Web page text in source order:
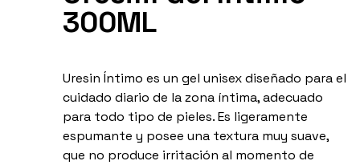
300ML
Uresin Íntimo es un gel unisex diseñado para el
cuidado diario de la zona íntima, adecuado
para todo tipo de pieles. Es ligeramente
espumante y posee una textura muy suave,
que no produce irritación al momento de